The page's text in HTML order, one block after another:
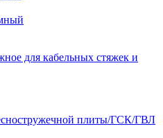
для кабельных стяжек и
плиты/ГСК/ГВЛ